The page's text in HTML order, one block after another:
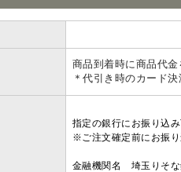
商品到着時に商品代
＊代引き時のカード
指定の銀行にお振り込
※ご注文確定前にお振
金融機関名 埼玉りそ